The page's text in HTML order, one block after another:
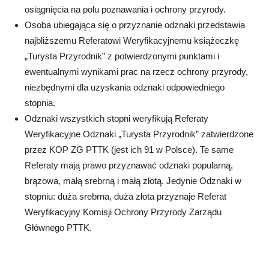
osiągnięcia na polu poznawania i ochrony przyrody.
Osoba ubiegająca się o przyznanie odznaki przedstawia
najbliższemu Referatowi Weryfikacyjnemu książeczkę
„Turysta Przyrodnik” z potwierdzonymi punktami i
ewentualnymi wynikami prac na rzecz ochrony przyrody,
niezbędnymi dla uzyskania odznaki odpowiedniego
stopnia.
Odznaki wszystkich stopni weryfikują Referaty
Weryfikacyjne Odznaki „Turysta Przyrodnik” zatwierdzone
przez KOP ZG PTTK (jest ich 91 w Polsce). Te same
Referaty mają prawo przyznawać odznaki popularną,
brązowa, małą srebrną i małą złotą. Jedynie Odznaki w
stopniu: duża srebrna, duża złota przyznaje Referat
Weryfikacyjny Komisji Ochrony Przyrody Zarządu
Głównego PTTK.